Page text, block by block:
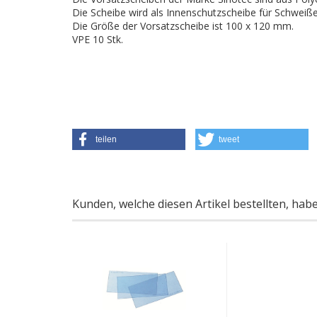
Die Scheibe wird als Innenschutzscheibe für
Die Größe der Vorsatzscheibe ist 100 x 120 mm.
VPE 10 Stk.
teilen tweet
Kunden, welche diesen Artikel bestellten,